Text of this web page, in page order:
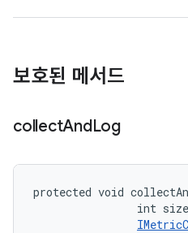
보호된 메서드
collectAndLog
protected void
int